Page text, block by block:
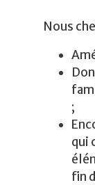
Nous
;
qui
fin